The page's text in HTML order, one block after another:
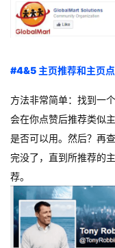
#4&5 主页推荐和主页
方法非常简单：找到一
会在你点赞后推荐类似
是否可以用。然后？再
完没了，直到所推荐的
荐。